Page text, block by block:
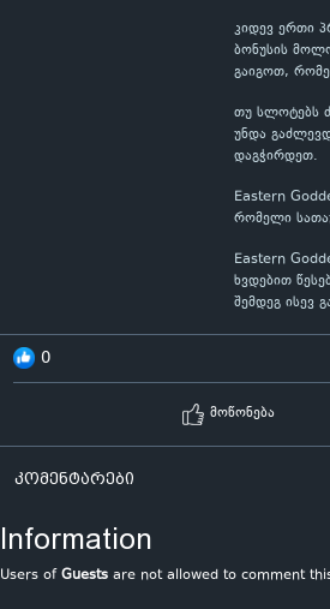
კიდევ ერთი
ბონუსის
გაიგოთ,
თუ სლოტებს
უნდა
დაგჭირდეთ.
Eastern
რომელი
Eastern
ხვდებით
შემდეგ ისევ
0
მოწონება
კომენტარები
Information
Users ofGuests are not allowed to comment